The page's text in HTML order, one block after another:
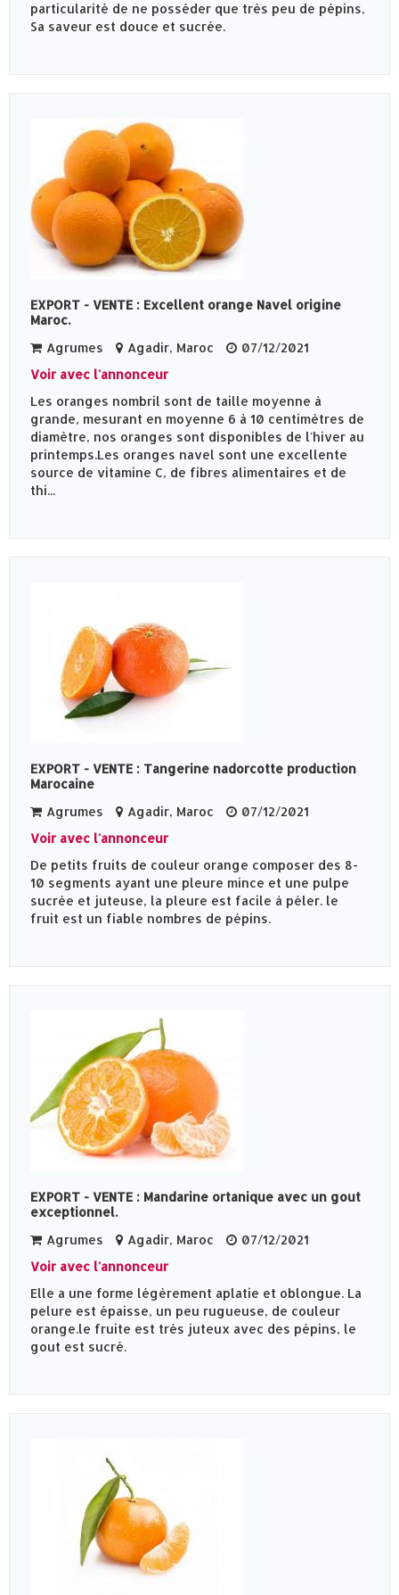
particularité de ne posséder que très peu de pépins,
Sa saveur est douce et sucrée.
EXPORT - VENTE : Excellent orange Navel origine
Maroc.
Agrumes
Agadir, Maroc
07/12/2021
Voir avec l'annonceur
Les oranges nombril sont de taille moyenne à
grande, mesurant en moyenne 6 à 10 centimètres de
diamètre, nos oranges sont disponibles de l'hiver au
printemps.Les oranges navel sont une excellente
source de vitamine C, de fibres alimentaires et de
thi...
EXPORT - VENTE : Tangerine nadorcotte production
Marocaine
Agrumes
Agadir, Maroc
07/12/2021
Voir avec l'annonceur
De petits fruits de couleur orange composer des 8-
10 segments ayant une pleure mince et une pulpe
sucrée et juteuse, la pleure est facile à péler. le
fruit est un fiable nombres de pépins.
EXPORT - VENTE : Mandarine ortanique avec un gout
exceptionnel.
Agrumes
Agadir, Maroc
07/12/2021
Voir avec l'annonceur
Elle a une forme légèrement aplatie et oblongue. La
pelure est épaisse, un peu rugueuse, de couleur
orange.le fruite est trés juteux avec des pépins, le
gout est sucré.